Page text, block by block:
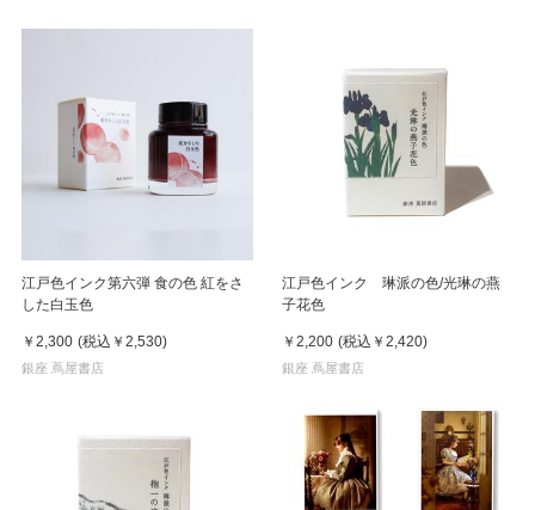
江戸色インク第六弾 食の色 紅をさ
した白玉色
￥2,300 (税込 ￥2,530)
銀座 蔦屋書店
江戸色インク 琳派の色/光琳の燕
子花色
￥2,200 (税込 ￥2,420)
銀座 蔦屋書店